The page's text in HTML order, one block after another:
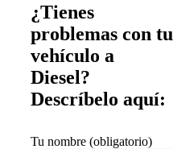
¿Tienes
problemas con tu
vehículo a
Diesel?
Descríbelo aquí:
Tu nombre (obligatorio)